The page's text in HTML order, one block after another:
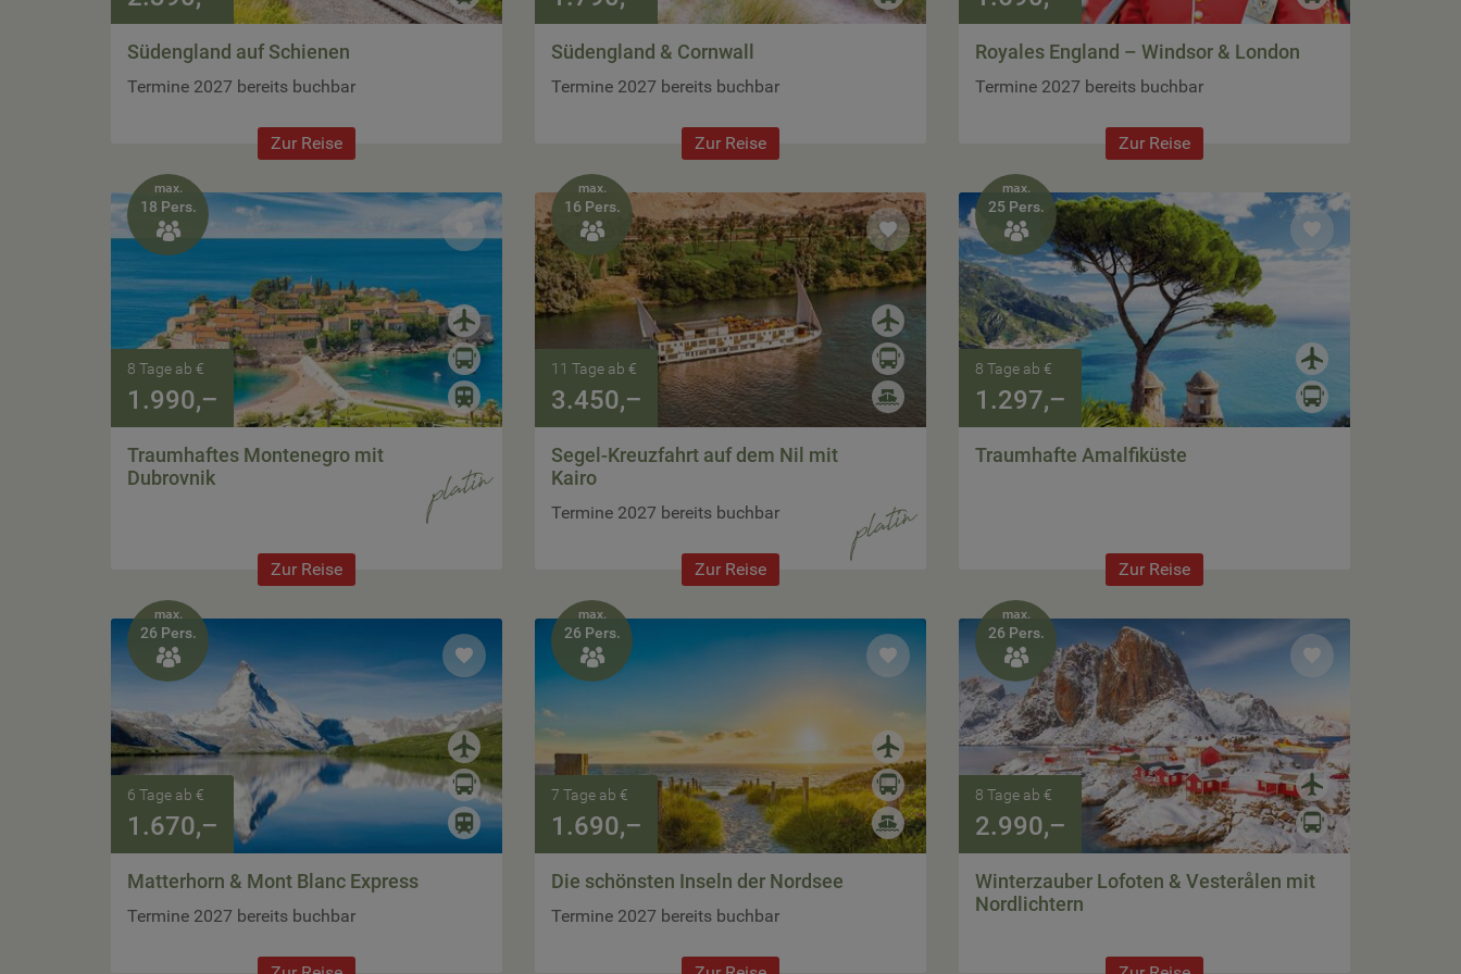
Südengland auf Schienen
Termine 2027 bereits buchbar
Zur Reise
Südengland & Cornwall
Termine 2027 bereits buchbar
Zur Reise
Royales England – Windsor & London
Termine 2027 bereits buchbar
Zur Reise
max.
18 Pers.

8 Tage ab €
1.990,–
Traumhaftes Montenegro mit
Dubrovnik
Zur Reise
max.
16 Pers.

11 Tage ab €
3.450,–
Segel-Kreuzfahrt auf dem Nil mit
Kairo
Termine 2027 bereits buchbar
Zur Reise
max.
25 Pers.

8 Tage ab €
1.297,–
Traumhafte Amalfiküste
Zur Reise
max.
26 Pers.

6 Tage ab €
1.670,–
Matterhorn & Mont Blanc Express
Termine 2027 bereits buchbar
max.
26 Pers.

7 Tage ab €
1.690,–
Die schönsten Inseln der Nordsee
Termine 2027 bereits buchbar
max.
26 Pers.

8 Tage ab €
2.990,–
Winterzauber Lofoten & Vesterålen mit
Nordlichtern